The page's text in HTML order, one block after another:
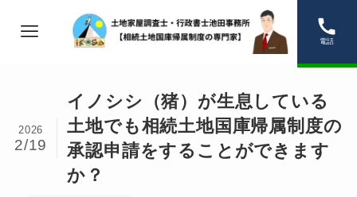
電話
イノシシ（猪）が生息している
土地でも相続土地国庫帰属制度の
承認申請をすることができます
か？
2026
2/19